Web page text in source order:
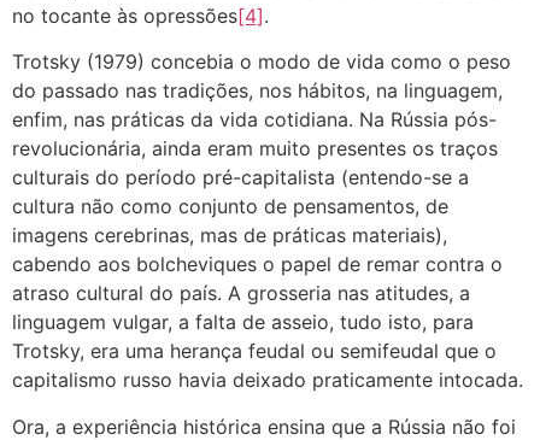
no tocante às opressões[4].
Trotsky (1979) concebia o modo de vida como o peso
do passado nas tradições, nos hábitos, na linguagem,
enfim, nas práticas da vida cotidiana. Na Rússia pós-
revolucionária, ainda eram muito presentes os traços
culturais do período pré-capitalista (entendo-se a
cultura não como conjunto de pensamentos, de
imagens cerebrinas, mas de práticas materiais),
cabendo aos bolcheviques o papel de remar contra o
atraso cultural do país. A grosseria nas atitudes, a
linguagem vulgar, a falta de asseio, tudo isto, para
Trotsky, era uma herança feudal ou semifeudal que o
capitalismo russo havia deixado praticamente intocada.
Ora, a experiência histórica ensina que a Rússia não foi